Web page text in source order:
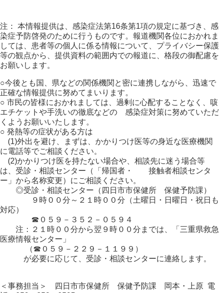
注： 本情報提供は、感染症法第16条第1項の規定に基づき、感
染症予防啓発のために行うものです。報道機関各位におかれま
しては、患者等の個人に係る情報について、プライバシー保護
等の観点から、提供資料の範囲内での報道に、格段の御配慮を
お願いします。
○今後とも国、県などの関係機関と密に連携しながら、迅速で
正確な情報提供に努めてまいります。
○ 市民の皆様におかれましては、過剰に心配することなく、咳
エチケットや手洗いの徹底などの 感染症対策に努めていただ
くようお願いいたします。
○ 発熱等の症状がある方は
(1)外出を避け、まずは、かかりつけ医等の身近な医療機関
に電話等でご相談ください。
(2)かかりつけ医を持たない場合や、相談先に迷う場合等
は、受診・相談センター（「帰国者・ 接触者相談センタ
ー」から名称変更）にご相談ください。
◎受診・相談センター（四日市市保健所 保健予防課）
９時００分～２１時００分（土曜日・日曜日・祝日も
対応）
☎０５９－３５２－０５９４
注：２１時００分から翌９時００分までは、「三重県救急
医療情報センター」
（☎０５９－２２９－１１９９）
が必要に応じて、受診・相談センターに連絡します。
＜事務担当＞ 四日市市保健所 保健予防課 岡本・上原 電